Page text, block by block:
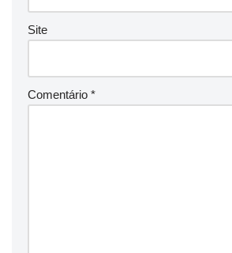
Site
Comentário *